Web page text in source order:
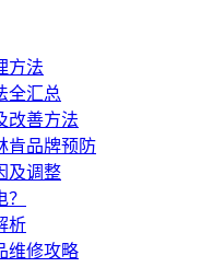
方法​
全汇总​
改善方法​
肯品牌预防​
及调整​
析​
维修攻略​